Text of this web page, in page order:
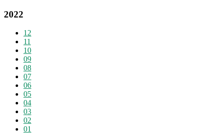
2022
12
11
10
09
08
07
06
05
04
03
02
01